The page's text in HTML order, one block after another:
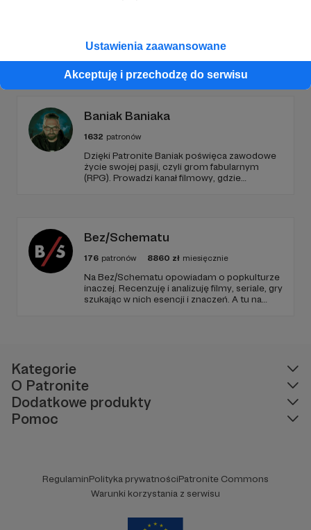
Ustawienia zaawansowane
Akceptuję i przechodzę do serwisu
Promowani autorzy
Baniak Baniaka
1632 patronów
Dzięki Patronite Baniak poświęca zawodowe
życie swojej pasji, czyli grom fabularnym
(RPG). Prowadzi kanał filmowy, gdzie
Bez/Schematu
176 patronów 8860 zł miesięcznie
Na Bez/Schematu opowiadam o popkulturze
inaczej. Recenzuję i analizuję filmy, seriale, gry
szukając w nich esencji i znaczeń. A tu na
Kategorie
O Patronite
Dodatkowe produkty
Pomoc
RegulaminPolityka prywatnościPatronite Commons
Warunki korzystania z serwisu